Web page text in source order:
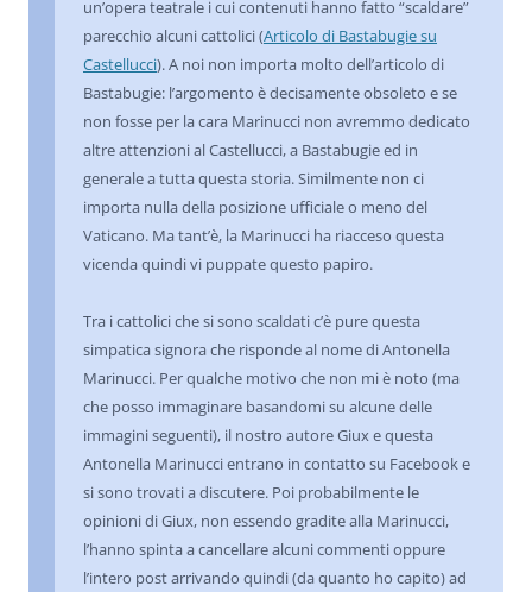
un’opera teatrale i cui contenuti hanno fatto “scaldare”
parecchio alcuni cattolici (Articolo di Bastabugie su
Castellucci). A noi non importa molto dell’articolo di
Bastabugie: l’argomento è decisamente obsoleto e se
non fosse per la cara Marinucci non avremmo dedicato
altre attenzioni al Castellucci, a Bastabugie ed in
generale a tutta questa storia. Similmente non ci
importa nulla della posizione ufficiale o meno del
Vaticano. Ma tant’è, la Marinucci ha riacceso questa
vicenda quindi vi puppate questo papiro.
Tra i cattolici che si sono scaldati c’è pure questa
simpatica signora che risponde al nome di Antonella
Marinucci. Per qualche motivo che non mi è noto (ma
che posso immaginare basandomi su alcune delle
immagini seguenti), il nostro autore Giux e questa
Antonella Marinucci entrano in contatto su Facebook e
si sono trovati a discutere. Poi probabilmente le
opinioni di Giux, non essendo gradite alla Marinucci,
l’hanno spinta a cancellare alcuni commenti oppure
l’intero post arrivando quindi (da quanto ho capito) ad